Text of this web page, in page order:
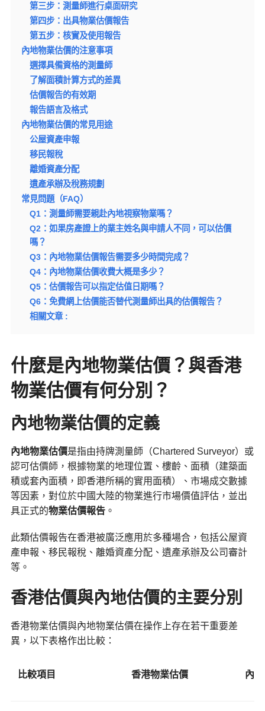
第三步：測量師進行桌面研究
第四步：出具物業估價報告
第五步：核實及使用報告
內地物業估價的注意事項
選擇具備資格的測量師
了解面積計算方式的差異
估價報告的有效期
報告語言及格式
內地物業估價的常見用途
公屋資產申報
移民報稅
離婚資產分配
遺產承辦及稅務規劃
常見問題（FAQ）
Q1：測量師需要親赴內地視察物業嗎？
Q2：如果房產證上的業主姓名與申請人不同，可以估價
嗎？
Q3：內地物業估價報告需要多少時間完成？
Q4：內地物業估價收費大概是多少？
Q5：估價報告可以指定估值日期嗎？
Q6：免費網上估價能否替代測量師出具的估價報告？
相關文章 :
什麼是內地物業估價？與香港
物業估價有何分別？
內地物業估價的定義
內地物業估價是指由持牌測量師（Chartered Surveyor）或
認可估價師，根據物業的地理位置、樓齡、面積（建築面
積或套內面積，即香港所稱的實用面積）、市場成交數據
等因素，對位於中國大陸的物業進行市場價值評估，並出
具正式的物業估價報告。
此類估價報告在香港被廣泛應用於多種場合，包括公屋資
產申報、移民報稅、離婚資產分配、遺產承辦及公司審計
等。
香港估價與內地估價的主要分別
香港物業估價與內地物業估價在操作上存在若干重要差
異，以下表格作出比較：
比較項目 香港物業估價 內